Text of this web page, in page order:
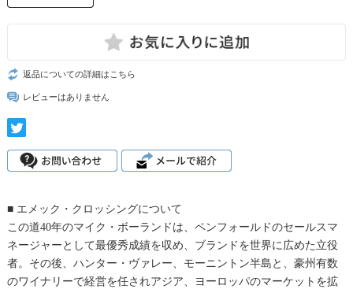
返品についての詳細はこちら
レビューはありません
■ エメック・クロッシングについて
この道40年のマイク・ボーランドは、ペンフォールドのセールスマ
ネージャーとして最優秀成績を収め、ブランドを世界に広めた立役
者。その後、ハンター・ヴァレー、モーニントン半島と、豪州有数
のワイナリーで経営を任されアジア、ヨーロッパのマーケットを拡